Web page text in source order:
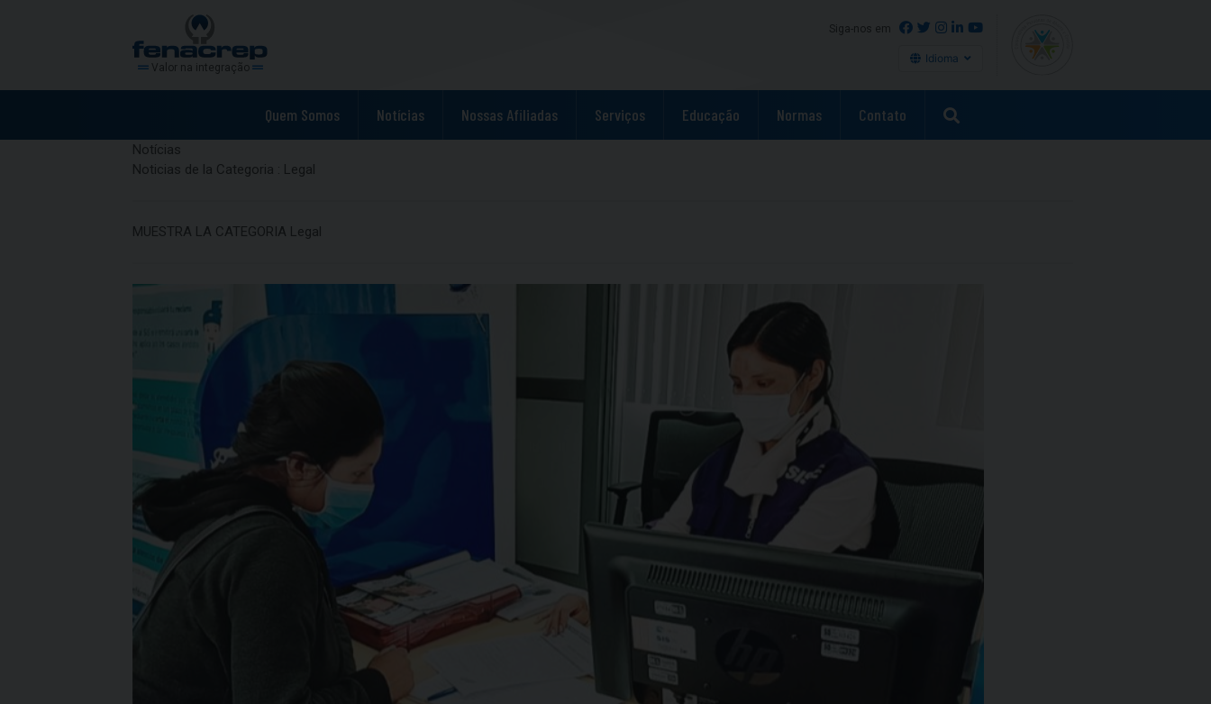
Valor na integração
Siga-nos em
Idioma
Quem Somos Notícias Nossas Afiliadas Serviços Educação Normas Contato
Notícias
Noticias de la Categoria : Legal
MUESTRA LA CATEGORIA Legal